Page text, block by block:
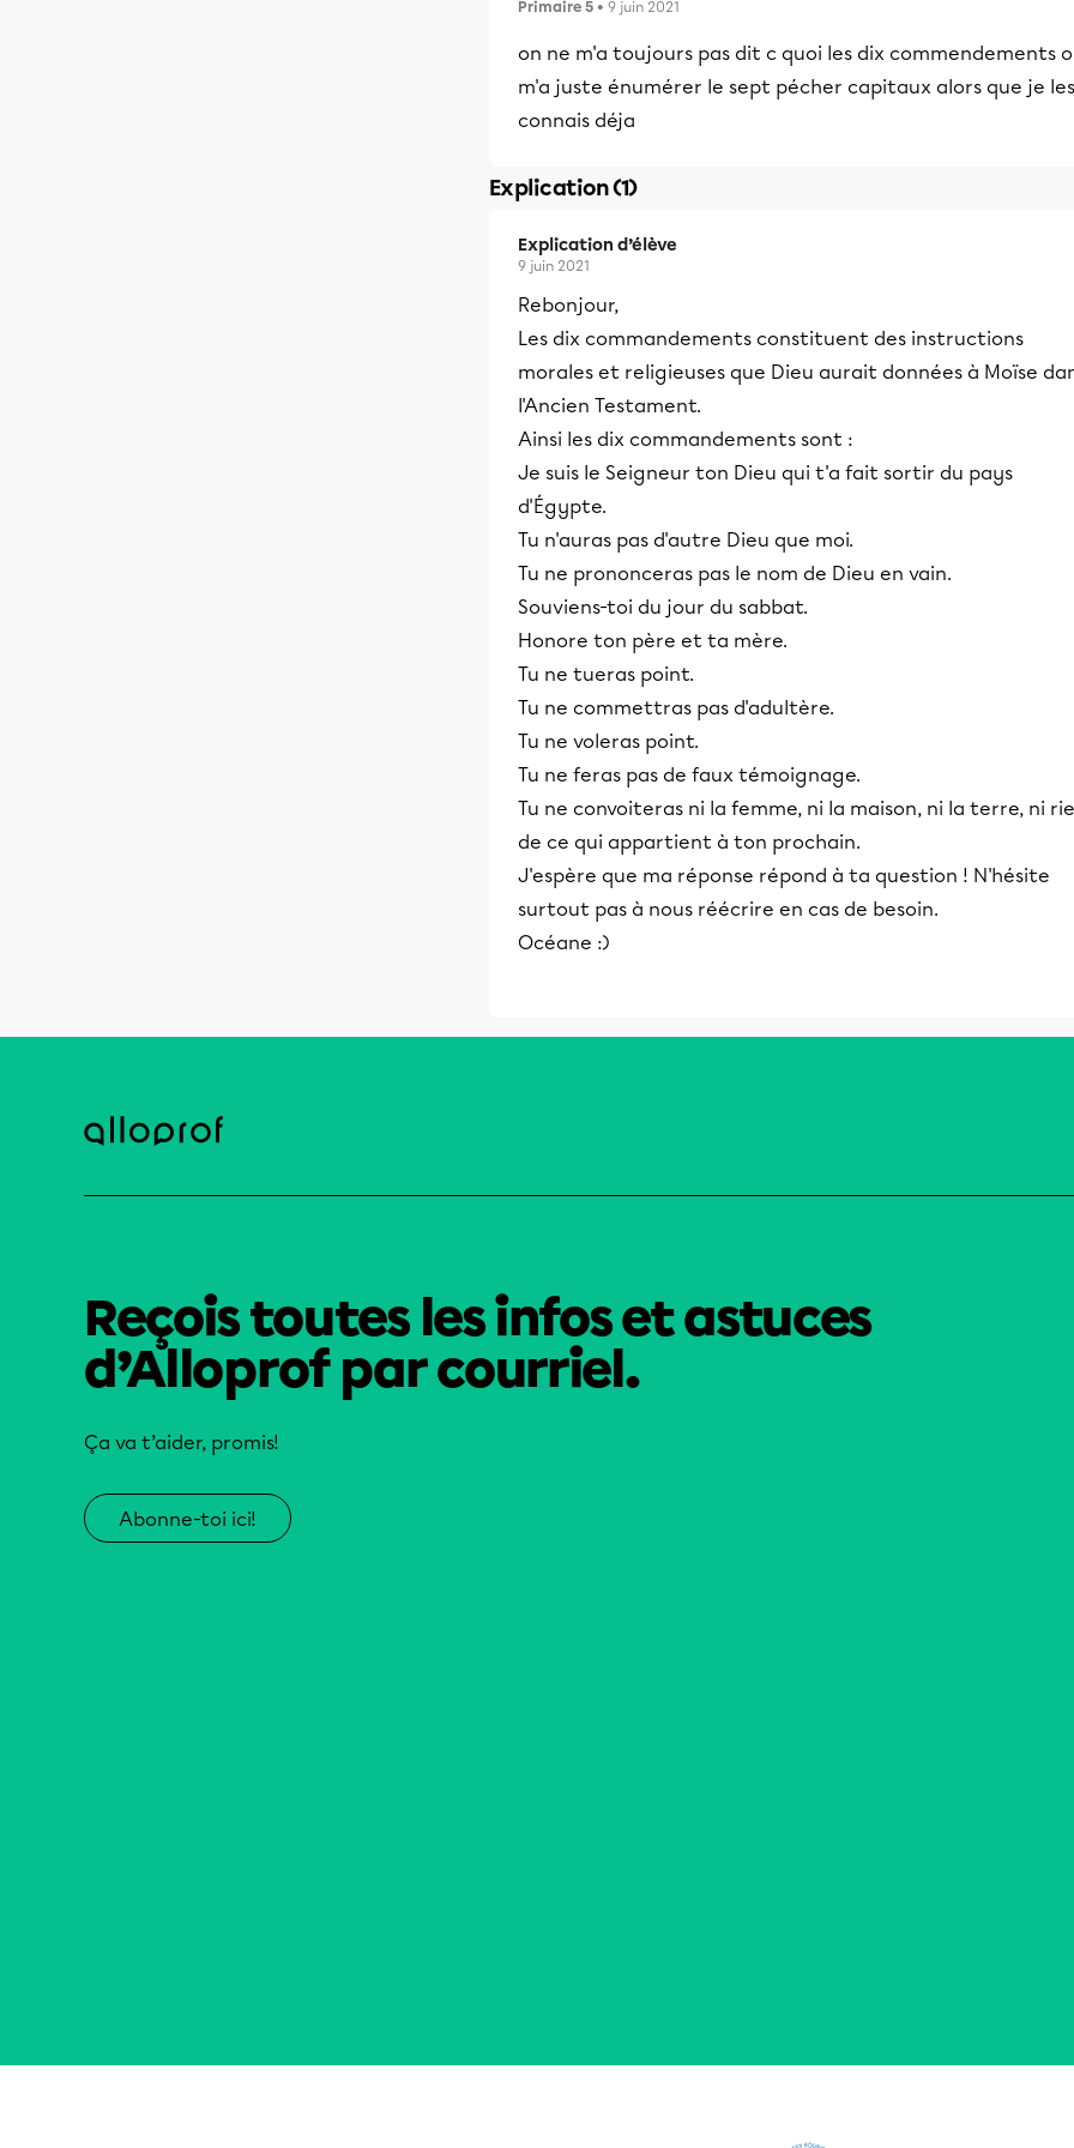
Primaire 5 • 9 juin 2021
on ne m'a toujours pas dit c quoi les dix commendements
m'a juste énumérer le sept pécher capitaux alors que je les
connais déja
Explication (1)
Explication d’élève
9 juin 2021
Rebonjour,
Les dix commandements constituent des instructions
morales et religieuses que Dieu aurait données à Moïse
l'Ancien Testament.
Ainsi les dix commandements sont :
Je suis le Seigneur ton Dieu qui t'a fait sortir du pays
d'Égypte.
Tu n'auras pas d'autre Dieu que moi.
Tu ne prononceras pas le nom de Dieu en vain.
Souviens-toi du jour du sabbat.
Honore ton père et ta mère.
Tu ne tueras point.
Tu ne commettras pas d'adultère.
Tu ne voleras point.
Tu ne feras pas de faux témoignage.
Tu ne convoiteras ni la femme, ni la maison, ni la terre, ni
de ce qui appartient à ton prochain.
J'espère que ma réponse répond à ta question ! N'hésite
surtout pas à nous réécrire en cas de besoin.
Océane :)
Reçois toutes les infos et astuces
d’Alloprof par courriel.
Ça va t’aider, promis!
Abonne-toi ici!